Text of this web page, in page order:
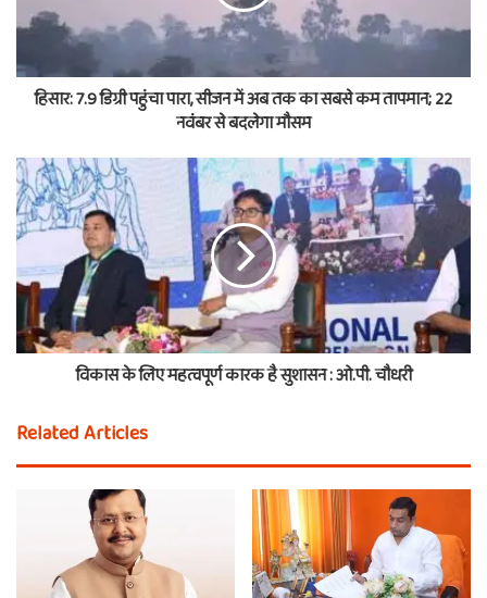
हिसार: 7.9 डिग्री पहुंचा पारा, सीजन में अब तक का सबसे कम तापमान; 22
नवंबर से बदलेगा मौसम
विकास के लिए महत्वपूर्ण कारक है सुशासन : ओ.पी. चौधरी
Related Articles